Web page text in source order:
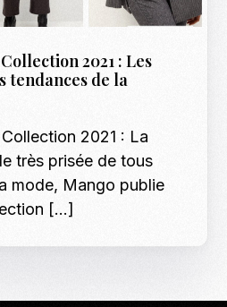
2021 : Les
tendances de la
2021 : La
très prisée de tous
mode, Mango publie
[…]